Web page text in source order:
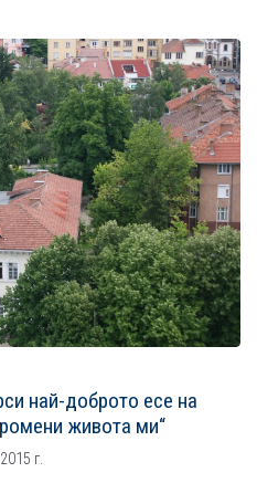
най-доброто есе на
живота ми“
г.